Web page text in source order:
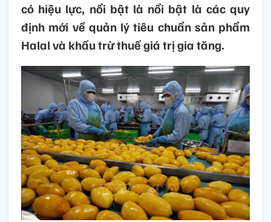
có hiệu lực, nổi bật là nổi bật là các quy
định mới về quản lý tiêu chuẩn sản phẩm
Halal và khấu trừ thuế giá trị gia tăng.